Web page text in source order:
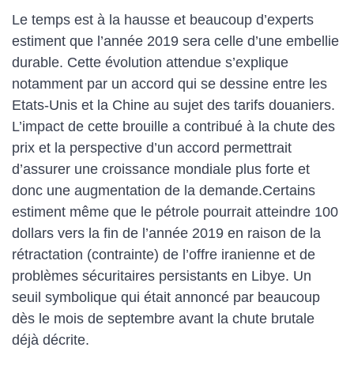
Le temps est à la hausse et beaucoup d’experts
estiment que l’année 2019 sera celle d’une embellie
durable. Cette évolution attendue s’explique
notamment par un accord qui se dessine entre les
Etats-Unis et la Chine au sujet des tarifs douaniers.
L’impact de cette brouille a contribué à la chute des
prix et la perspective d’un accord permettrait
d’assurer une croissance mondiale plus forte et
donc une augmentation de la demande.Certains
estiment même que le pétrole pourrait atteindre 100
dollars vers la fin de l’année 2019 en raison de la
rétractation (contrainte) de l’offre iranienne et de
problèmes sécuritaires persistants en Libye. Un
seuil symbolique qui était annoncé par beaucoup
dès le mois de septembre avant la chute brutale
déjà décrite.